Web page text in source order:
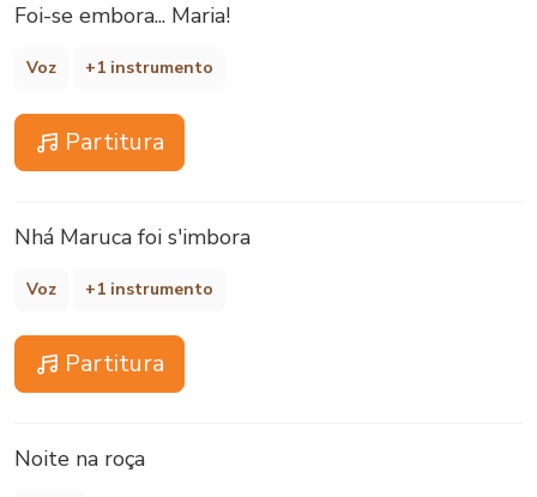
Foi-se embora... Maria!
Voz +1 instrumento
Partitura
Nhá Maruca foi s'imbora
Voz +1 instrumento
Partitura
Noite na roça